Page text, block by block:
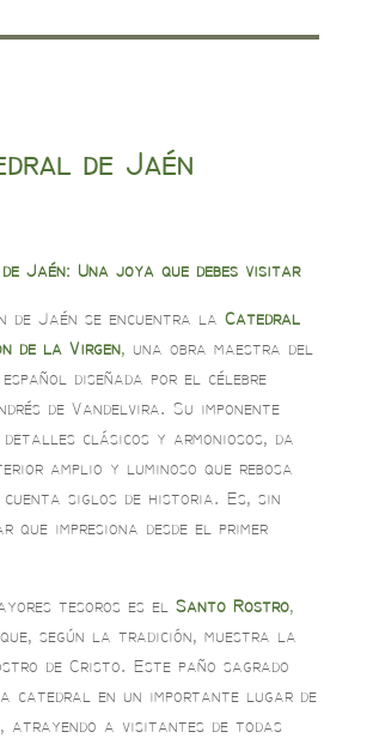
de Jaén
Jaén: Una joya que debes visitar
de Jaén se encuentra la Catedral
de la Virgen, una obra maestra del
español diseñada por el célebre
de Vandelvira. Su imponente
detalles clásicos y armoniosos, da
amplio y luminoso que rebosa
siglos de historia. Es, sin
que impresiona desde el primer
tesoros es el Santo Rostro,
según la tradición, muestra la
de Cristo. Este paño sagrado
catedral en un importante lugar de
atrayendo a visitantes de todas